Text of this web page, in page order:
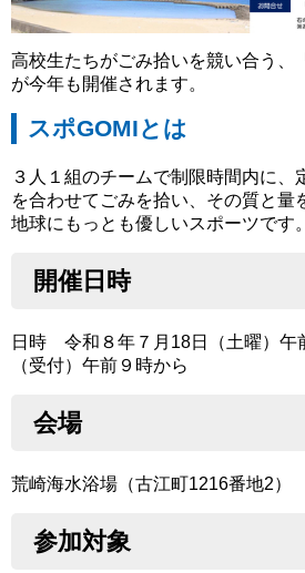
高校生たちがごみ拾いを競い合う、
が今年も開催されます。
スポGOMIとは
３人１組のチームで制限時間内に、
を合わせてごみを拾い、その質と量
地球にもっとも優しいスポーツです。
開催日時
日時 令和８年７月18日（土曜）午
（受付）午前９時から
会場
荒崎海水浴場（古江町1216番地2）
参加対象